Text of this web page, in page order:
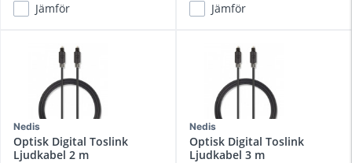
Jämför Jämför
Nedis
Optisk Digital Toslink
Ljudkabel 2 m
Nedis
Optisk Digital Toslink
Ljudkabel 3 m